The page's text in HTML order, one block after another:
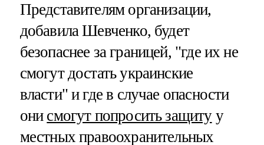
Представителям организации,
добавила Шевченко, будет
безопаснее за границей, "где их не
смогут достать украинские
власти" и где в случае опасности
они смогут попросить защитуу
местных правоохранительных